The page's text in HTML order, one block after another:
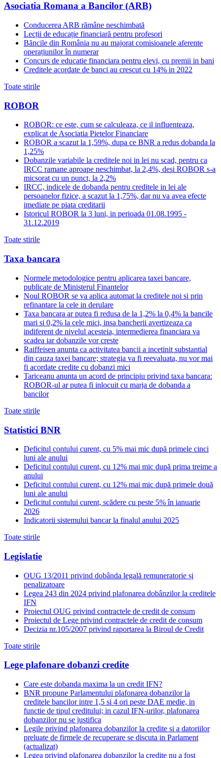
Asociatia Romana a Bancilor (ARB)
Conducerea ARB rămâne neschimbată
Lecții de educație financiară pentru profesori
Băncile din România nu au majorat comisioanele aferente
operațiunilor în numerar
Concurs de educatie financiara pentru elevi, cu premii in bani
Creditele acordate de banci au crescut cu 14% in 2022
Toate stirile
ROBOR
ROBOR: ce este, cum se calculeaza, ce il influenteaza,
explicat de Asociatia Pietelor Financiare
ROBOR a scazut la 1,59%, dupa ce BNR a redus dobanda la
1,25%
Dobanzile variabile la creditele noi in lei nu scad, pentru ca
IRCC ramane aproape neschimbat, la 2,4%, desi ROBOR s-a
micsorat cu un punct, la 2,2%
IRCC, indicele de dobanda pentru creditele in lei ale
persoanelor fizice, a scazut la 1,75%, dar nu va avea efecte
imediate pe piata creditarii
Istoricul ROBOR la 3 luni, in perioada 01.08.1995 -
31.12.2019
Toate stirile
Taxa bancara
Normele metodologice pentru aplicarea taxei bancare,
publicate de Ministerul Finantelor
Noul ROBOR se va aplica automat la creditele noi si prin
refinantare la cele in derulare
Taxa bancara ar putea fi redusa de la 1,2% la 0,4% la bancile
mari si 0,2% la cele mici, insa bancherii avertizeaza ca
indiferent de nivelul acesteia, intermedierea financiara va
scadea iar dobanzile vor creste
Raiffeisen anunta ca activitatea bancii a incetinit substantial
din cauza taxei bancare; strategia va fi reevaluata, nu vor mai
fi acordate credite cu dobanzi mici
Tariceanu anunta un acord de principiu privind taxa bancara:
ROBOR-ul ar putea fi inlocuit cu marja de dobanda a
bancilor
Toate stirile
Statistici BNR
Deficitul contului curent, cu 5% mai mic după primele cinci
luni ale anului
Deficitul contului curent, cu 12% mai mic după prima treime a
anului
Deficitul contului curent, cu 12% mai mic după primele două
luni ale anului
Deficitul contului curent, scădere cu peste 5% în ianuarie
2026
Indicatorii sistemului bancar la finalul anului 2025
Toate stirile
Legislatie
OUG 13/2011 privind dobânda legală remuneratorie și
penalizatoare
Legea 243 din 2024 privind plafonarea dobânzilor la creditele
IFN
Proiectul OUG privind contractele de credit de consum
Proiectul de Lege privind contractele de credit de consum
Decizia nr.105/2007 privind raportarea la Biroul de Credit
Toate stirile
Lege plafonare dobanzi credite
Care este dobanda maxima la un credit IFN?
BNR propune Parlamentului plafonarea dobanzilor la
creditele bancilor intre 1,5 si 4 ori peste DAE medie, in
functie de tipul creditului; in cazul IFN-urilor, plafonarea
dobanzilor nu se justifica
Legile privind plafonarea dobanzilor la credite si a datoriilor
preluate de firmele de recuperare se discuta in Parlament
(actualizat)
Legea privind plafonarea dobanzilor la credite nu a fost